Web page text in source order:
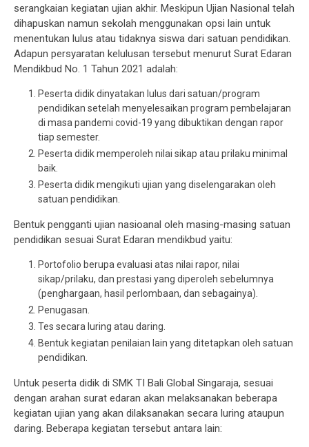
serangkaian kegiatan ujian akhir. Meskipun Ujian Nasional telah
dihapuskan namun sekolah menggunakan opsi lain untuk
menentukan lulus atau tidaknya siswa dari satuan pendidikan.
Adapun persyaratan kelulusan tersebut menurut Surat Edaran
Mendikbud No. 1 Tahun 2021 adalah:
Peserta didik dinyatakan lulus dari satuan/program
pendidikan setelah menyelesaikan program pembelajaran
di masa pandemi covid-19 yang dibuktikan dengan rapor
tiap semester.
Peserta didik memperoleh nilai sikap atau prilaku minimal
baik.
Peserta didik mengikuti ujian yang diselengarakan oleh
satuan pendidikan.
Bentuk pengganti ujian nasioanal oleh masing-masing satuan
pendidikan sesuai Surat Edaran mendikbud yaitu:
Portofolio berupa evaluasi atas nilai rapor, nilai
sikap/prilaku, dan prestasi yang diperoleh sebelumnya
(penghargaan, hasil perlombaan, dan sebagainya).
Penugasan.
Tes secara luring atau daring.
Bentuk kegiatan penilaian lain yang ditetapkan oleh satuan
pendidikan.
Untuk peserta didik di SMK TI Bali Global Singaraja, sesuai
dengan arahan surat edaran akan melaksanakan beberapa
kegiatan ujian yang akan dilaksanakan secara luring ataupun
daring. Beberapa kegiatan tersebut antara lain: